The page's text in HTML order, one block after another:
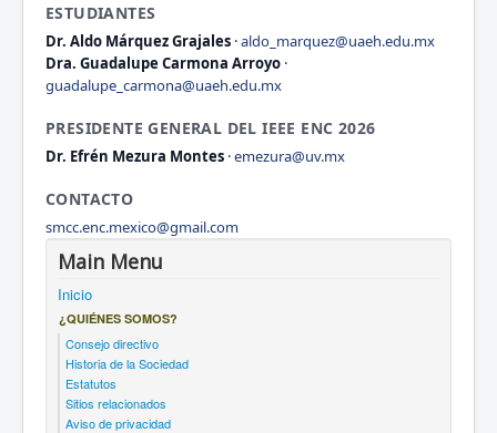
ESTUDIANTES
Dr. Aldo Márquez Grajales ·aldo_marquez@uaeh.edu.mx
Dra. Guadalupe Carmona Arroyo ·
guadalupe_carmona@uaeh.edu.mx
PRESIDENTE GENERAL DEL IEEE ENC 2026
Dr. Efrén Mezura Montes ·emezura@uv.mx
CONTACTO
smcc.enc.mexico@gmail.com
Main Menu
Inicio
¿QUIÉNES SOMOS?
Consejo directivo
Historia de la Sociedad
Estatutos
Sitios relacionados
Aviso de privacidad